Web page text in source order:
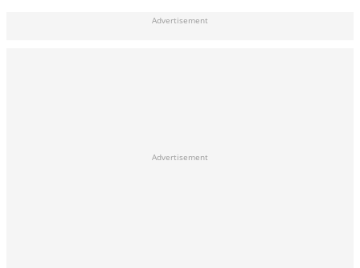
Advertisement
Advertisement